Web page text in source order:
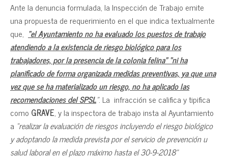
Ante la denuncia formulada, la Inspección de Trabajo emite
una propuesta de requerimiento en el que indica textualmente
que, “el Ayuntamiento no ha evaluado los puestos de trabajo
atendiendo a la existencia de riesgo biológico para los
trabajadores, por la presencia de la colonia felina” “ni ha
planificado de forma organizada medidas preventivas, ya que una
vez que se ha materializado un riesgo, no ha aplicado las
recomendaciones del SPSL”. La infracción se califica y tipifica
como GRAVE, y la inspectora de trabajo insta al Ayuntamiento
a “realizar la evaluación de riesgos incluyendo el riesgo biológico
y adoptando la medida prevista por el servicio de prevención u
salud laboral en el plazo máximo hasta el 30-9-2018”